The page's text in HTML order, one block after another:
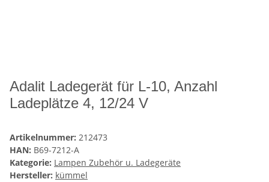
Adalit Ladegerät für L-10, Anzahl
Ladeplätze 4, 12/24 V
Artikelnummer: 212473
HAN: B69-7212-A
Kategorie: Lampen Zubehör u. Ladegeräte
Hersteller: kümmel